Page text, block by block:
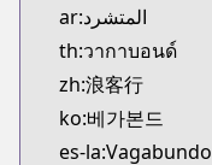
ar:المتشرد
th:วากาบอนด์
zh:浪客行
ko:베가본드
es-la:Vagabundo